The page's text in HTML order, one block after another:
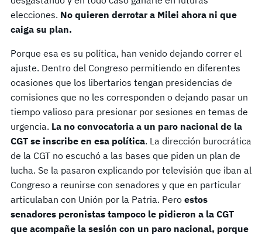
elecciones. No quieren derrotar a Milei ahora ni que
caiga su plan.
Porque esa es su política, han venido dejando correr el
ajuste. Dentro del Congreso permitiendo en diferentes
ocasiones que los libertarios tengan presidencias de
comisiones que no les corresponden o dejando pasar un
tiempo valioso para presionar por sesiones en temas de
urgencia. La no convocatoria a un paro nacional de la
CGT se inscribe en esa política. La dirección burocrática
de la CGT no escuchó a las bases que piden un plan de
lucha. Se la pasaron explicando por televisión que iban al
Congreso a reunirse con senadores y que en particular
articulaban con Unión por la Patria. Pero estos
senadores peronistas tampoco le pidieron a la CGT
que acompañe la sesión con un paro nacional, porque